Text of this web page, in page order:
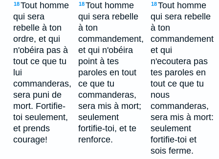
18Tout homme
qui sera
rebelle à ton
ordre, et qui
n'obéira pas à
tout ce que tu
lui
commanderas,
sera puni de
mort. Fortifie-
toi seulement,
et prends
courage!
18Tout homme
qui sera rebelle
à ton
commandement,
et qui n'obéira
point à tes
paroles en tout
ce que tu
commanderas,
sera mis à mort;
seulement
fortifie-toi, et te
renforce.
18Tout homme
qui sera rebelle
à ton
commandement
et qui
n'ecoutera pas
tes paroles en
tout ce que tu
nous
commanderas,
sera mis à mort:
seulement
fortifie-toi et
sois ferme.